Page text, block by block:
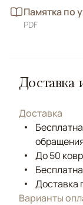
Памятка по
PDF
Доставка
Доставка
До 50
Доставка
Варианты